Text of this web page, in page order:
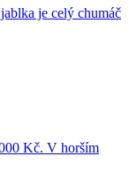
je celý chumáč
Kč. V horším